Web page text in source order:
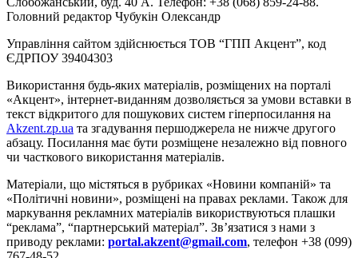
Головний редактор Чубукін Олександр
Управління сайтом здійснюється ТОВ “ГПП Акцент”, код
ЄДРПОУ 39404303
Використання будь-яких матеріалів, розміщених на порталі
«Акцент», інтернет-виданням дозволяється за умови вставки в
текст відкритого для пошукових систем гіперпосилання на
Akzent.zp.ua та згадування першоджерела не нижче другого
абзацу. Посилання має бути розміщене незалежно від повного
чи часткового використання матеріалів.
Матеріали, що містяться в рубриках «Новини компаній» та
«Політичні новини», розміщені на правах реклами. Також для
маркування рекламних матеріалів використвуються плашки
“реклама”, “партнерський матеріал”. Зв’язатися з нами з
приводу реклами: portal.akzent@gmail.com, телефон +38 (099)